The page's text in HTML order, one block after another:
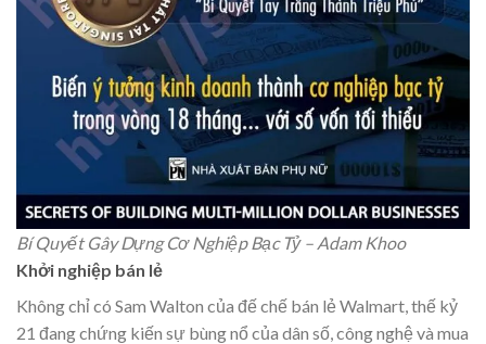
Bí Quyết Gây Dựng Cơ Nghiệp Bạc Tỷ – Adam Khoo
Khởi nghiệp bán lẻ
Không chỉ có Sam Walton của đế chế bán lẻ Walmart, thế kỷ
21 đang chứng kiến sự bùng nổ của dân số, công nghệ và mua